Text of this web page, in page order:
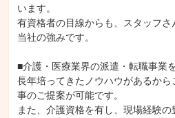
います。
有資格者の目線からも、スタッフ
当社の強みです。
■介護・医療業界の派遣・転職事業
長年培ってきたノウハウがあるか
事のご提案が可能です。
また、介護資格を有し、現場経験